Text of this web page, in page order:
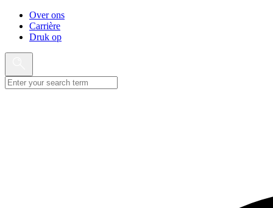
Over ons
Carrière
Druk op